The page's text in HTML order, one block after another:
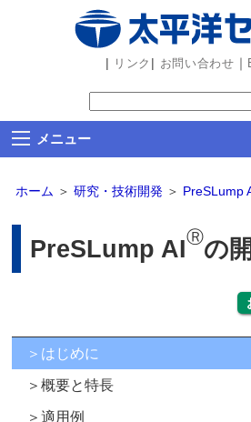
ン
ま
| リンク | お問い合わせ ｜
メニュー
ホーム ＞ 研究・技術開発 ＞ PreSLump
PreSLump AIⓇの
＞はじめに
＞概要と特長
＞適用例